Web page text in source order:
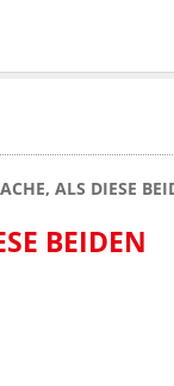
ALS DIESE
BEIDEN